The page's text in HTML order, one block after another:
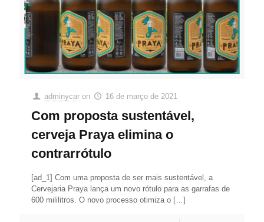
adminycar on 16 de março de 2021
Com proposta sustentável,
cerveja Praya elimina o
contrarrótulo
[ad_1] Com uma proposta de ser mais sustentável, a
Cervejaria Praya lança um novo rótulo para as garrafas de
600 mililitros. O novo processo otimiza o […]